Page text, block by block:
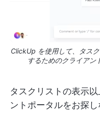
ClickUp を使用して、タス
するためのクライアン
タスクリストの表示
ントポータルをお探